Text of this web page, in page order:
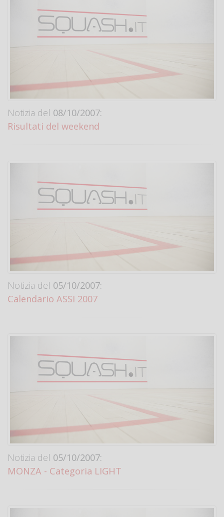
Notizia del 08/10/2007:
Risultati del weekend
Notizia del 05/10/2007:
Calendario ASSI 2007
Notizia del 05/10/2007:
MONZA - Categoria LIGHT